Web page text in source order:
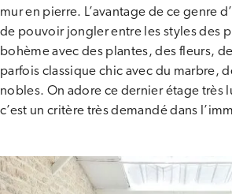
mur en pierre. L’avantage de ce genre
de pouvoir jongler entre les styles des
bohème avec des plantes, des fleurs,
parfois classique chic avec du marbre,
nobles. On adore ce dernier étage très
c’est un critère très demandé dans